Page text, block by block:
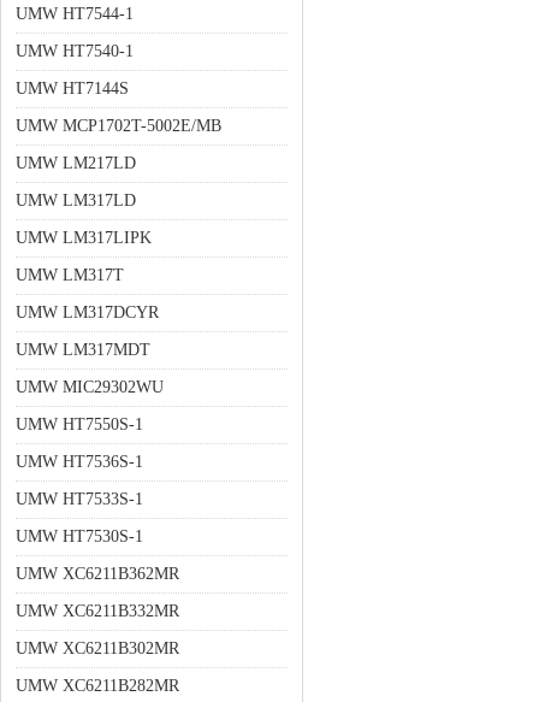
UMW HT7544-1
UMW HT7540-1
UMW HT7144S
UMW MCP1702T-5002E/MB
UMW LM217LD
UMW LM317LD
UMW LM317LIPK
UMW LM317T
UMW LM317DCYR
UMW LM317MDT
UMW MIC29302WU
UMW HT7550S-1
UMW HT7536S-1
UMW HT7533S-1
UMW HT7530S-1
UMW XC6211B362MR
UMW XC6211B332MR
UMW XC6211B302MR
UMW XC6211B282MR